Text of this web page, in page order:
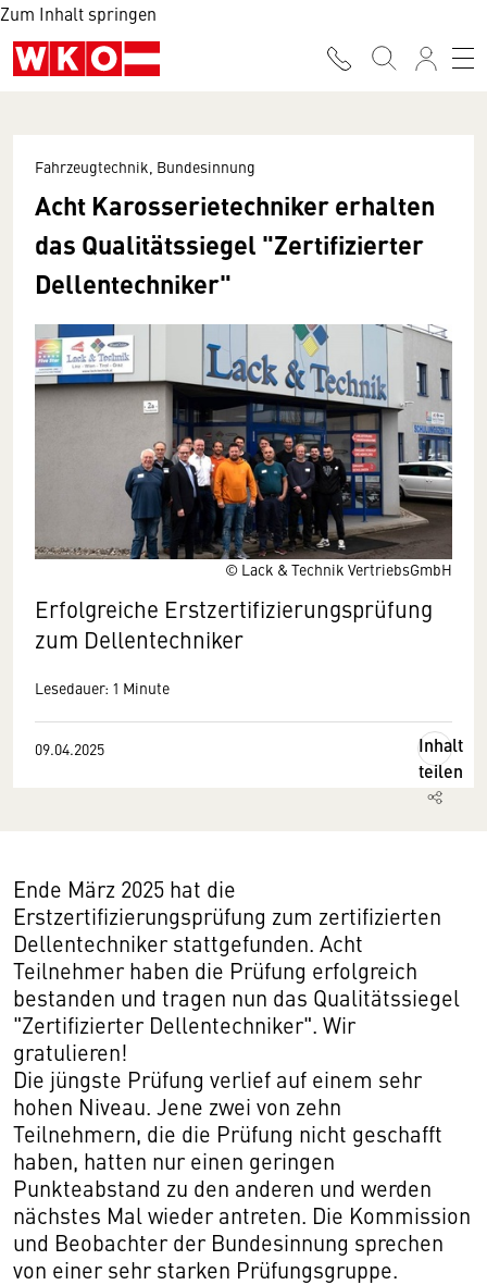
Zum Inhalt springen
© Lack & Technik VertriebsGmbH
Fahrzeugtechnik, Bundesinnung
Acht Karosserietechniker erhalten
das Qualitätssiegel "Zertifizierter
Dellentechniker"
Erfolgreiche Erstzertifizierungsprüfung
zum Dellentechniker
Lesedauer: 1 Minute
09.04.2025
Inhalt
teilen
Ende März 2025 hat die
Erstzertifizierungsprüfung zum zertifizierten
Dellentechniker stattgefunden. Acht
Teilnehmer haben die Prüfung erfolgreich
bestanden und tragen nun das Qualitätssiegel
"Zertifizierter Dellentechniker". Wir
gratulieren!
Die jüngste Prüfung verlief auf einem sehr
hohen Niveau. Jene zwei von zehn
Teilnehmern, die die Prüfung nicht geschafft
haben, hatten nur einen geringen
Punkteabstand zu den anderen und werden
nächstes Mal wieder antreten. Die Kommission
und Beobachter der Bundesinnung sprechen
von einer sehr starken Prüfungsgruppe.